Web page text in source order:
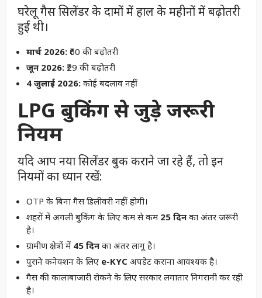
घरेलू गैस सिलेंडर के दामों में हाल के महीनों में बढ़ोतरी
हुई थी।
मार्च 2026: ₹60 की बढ़ोतरी
जून 2026: ₹29 की बढ़ोतरी
4 जुलाई 2026: कोई बदलाव नहीं
LPG बुकिंग से जुड़े जरूरी
नियम
यदि आप नया सिलेंडर बुक कराने जा रहे हैं, तो इन
नियमों का ध्यान रखें:
OTP के बिना गैस डिलीवरी नहीं होगी।
शहरों में अगली बुकिंग के लिए कम से कम 25 दिन का अंतर जरूरी
है।
ग्रामीण क्षेत्रों में 45 दिन का अंतर लागू है।
पुराने कनेक्शन के लिए e-KYC अपडेट कराना आवश्यक है।
गैस की कालाबाजारी रोकने के लिए सरकार लगातार निगरानी कर रही
है।